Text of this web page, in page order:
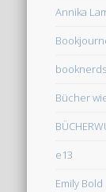
Annika
Bücher
e13
Emily Bold